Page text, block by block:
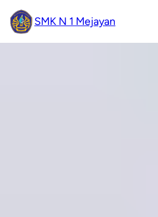
SMK N 1 Mejayan